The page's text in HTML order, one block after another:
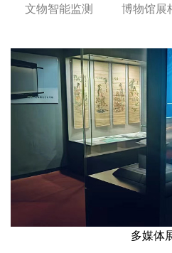
文物智能监测 博物馆展
多媒体